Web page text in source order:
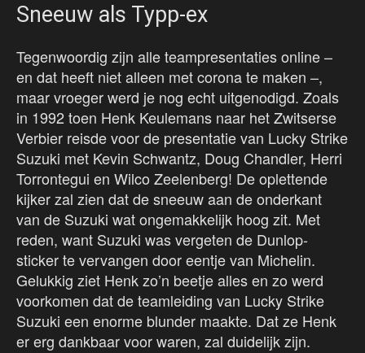
Sneeuw als Typp-ex
Tegenwoordig zijn alle teampresentaties online –
en dat heeft niet alleen met corona te maken –,
maar vroeger werd je nog echt uitgenodigd. Zoals
in 1992 toen Henk Keulemans naar het Zwitserse
Verbier reisde voor de presentatie van Lucky Strike
Suzuki met Kevin Schwantz, Doug Chandler, Herri
Torrontegui en Wilco Zeelenberg! De oplettende
kijker zal zien dat de sneeuw aan de onderkant
van de Suzuki wat ongemakkelijk hoog zit. Met
reden, want Suzuki was vergeten de Dunlop-
sticker te vervangen door eentje van Michelin.
Gelukkig ziet Henk zo’n beetje alles en zo werd
voorkomen dat de teamleiding van Lucky Strike
Suzuki een enorme blunder maakte. Dat ze Henk
er erg dankbaar voor waren, zal duidelijk zijn.